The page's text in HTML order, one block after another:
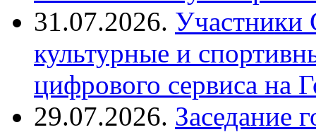
31.07.2026.
культурные и
цифрового сервиса на
29.07.2026. Заседание